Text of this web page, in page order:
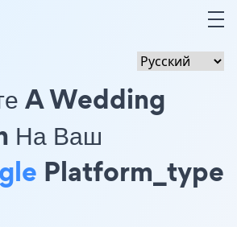
A Wedding
На Ваш
Platform_type